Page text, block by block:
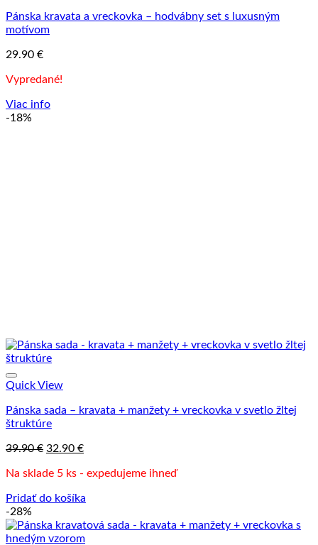
Pánska kravata a vreckovka – hodvábny set s luxusným
motívom
29.90 €
Vypredané!
Viac info
-18%
Quick View
Pánska sada – kravata + manžety + vreckovka v svetlo žltej
štruktúre
39.90€ Pôvodná
bola:
32.90 €Aktuálna
je:
Na sklade 5 ks - expedujeme ihneď
Pridať do košíka
-28%